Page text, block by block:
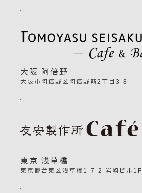
大阪 阿倍野
大阪市阿倍野区阿倍野筋2丁目3-8
東京 浅草橋
東京都台東区浅草橋1-7-2 岩崎ビル1F